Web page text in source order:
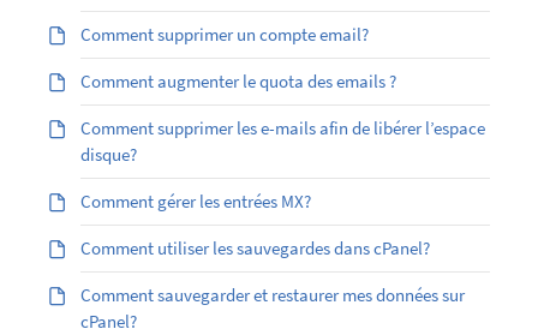
Comment supprimer un compte email?
Comment augmenter le quota des emails ?
Comment supprimer les e-mails afin de libérer l’espace
disque?
Comment gérer les entrées MX?
Comment utiliser les sauvegardes dans cPanel?
Comment sauvegarder et restaurer mes données sur
cPanel?